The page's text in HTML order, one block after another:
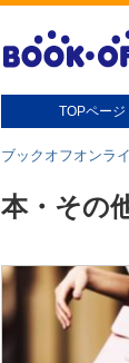
TOPページ
ブックオフオンラ
本・その